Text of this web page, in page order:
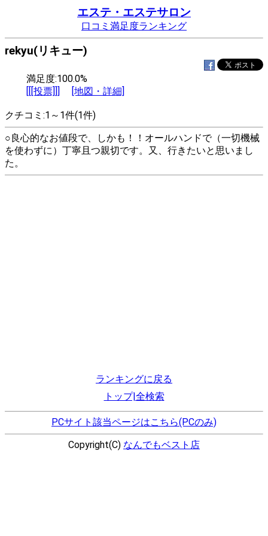
エステ・エステサロン
口コミ満足度ランキング
rekyu(リキュー)
満足度:100.0%
[[[投票]]]
[地図・詳細]
クチコミ:1～1件(1件)
○良心的なお値段で、しかも！！オールハンドで（一切機械
を使わずに）丁寧且つ親切です。又、行きたいと思いまし
た。
ランキングに戻る
トップ|全検索
PCサイト該当ページはこちら(PCのみ)
Copyright(C) なんでもベスト店